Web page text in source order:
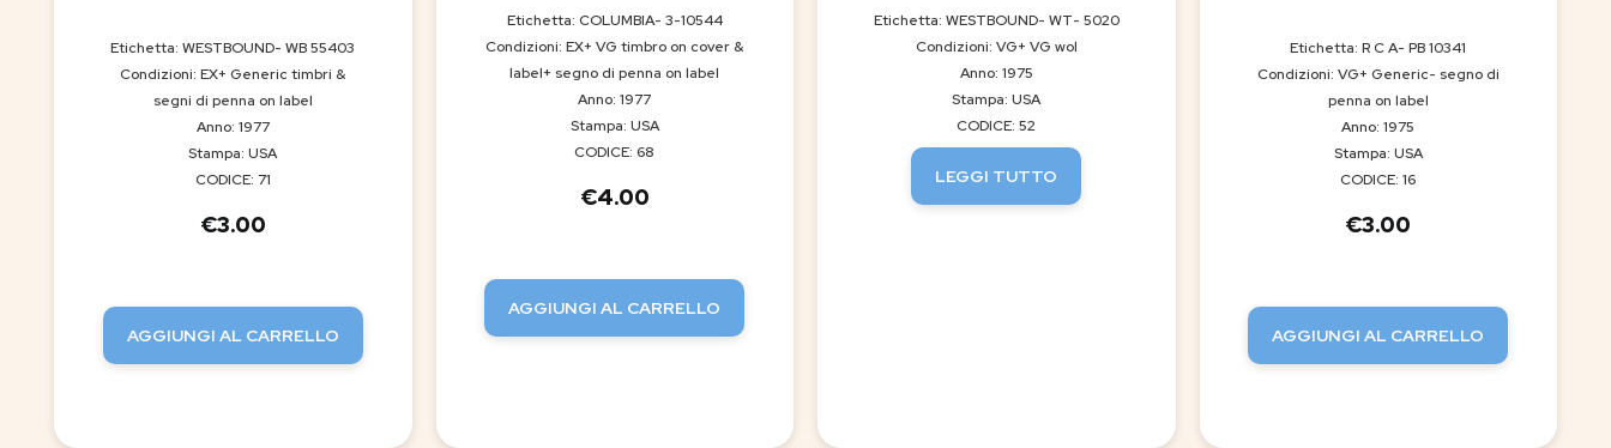
Etichetta: WESTBOUND- WB 55403
Condizioni: EX+ Generic timbri &
segni di penna on label
Anno: 1977
Stampa: USA
CODICE: 71
€3.00
AGGIUNGI AL CARRELLO
Etichetta: COLUMBIA- 3-10544
Condizioni: EX+ VG timbro on cover &
label+ segno di penna on label
Anno: 1977
Stampa: USA
CODICE: 68
€4.00
AGGIUNGI AL CARRELLO
Etichetta: WESTBOUND- WT- 5020
Condizioni: VG+ VG wol
Anno: 1975
Stampa: USA
CODICE: 52
LEGGI TUTTO
Etichetta: R C A- PB 10341
Condizioni: VG+ Generic- segno di
penna on label
Anno: 1975
Stampa: USA
CODICE: 16
€3.00
AGGIUNGI AL CARRELLO